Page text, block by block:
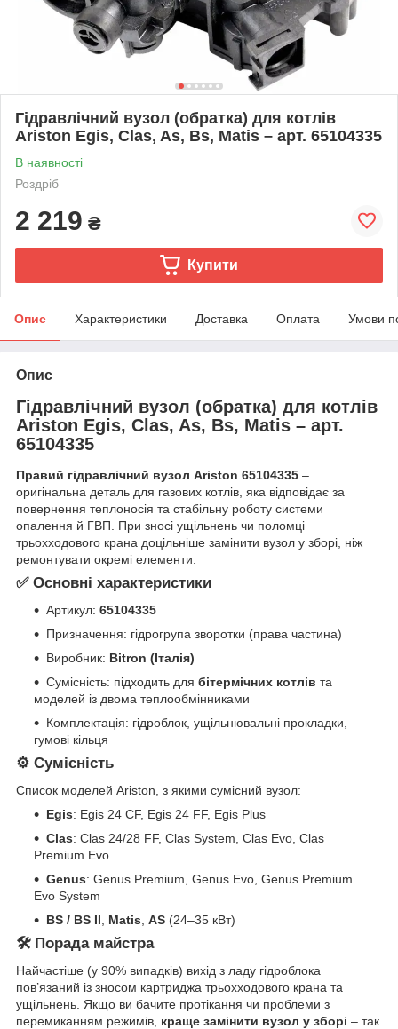
Гідравлічний вузол (обратка) для котлів
Ariston Egis, Clas, As, Bs, Matis – арт. 65104335
В наявності
Роздріб
2 219 ₴
Купити
Опис Характеристики Доставка Оплата Умови
Опис
Гідравлічний вузол (обратка) для котлів
Ariston Egis, Clas, As, Bs, Matis – арт.
65104335
Правий гідравлічний вузол Ariston 65104335 –
оригінальна деталь для газових котлів, яка відповідає за
повернення теплоносія та стабільну роботу системи
опалення й ГВП. При зносі ущільнень чи поломці
трьохходового крана доцільніше замінити вузол у зборі, ніж
ремонтувати окремі елементи.
✅ Основні характеристики
Артикул: 65104335
Призначення: гідрогрупа зворотки (права частина)
Виробник: Bitron (Італія)
Сумісність: підходить для бітермічних котлів та
моделей із двома теплообмінниками
Комплектація: гідроблок, ущільнювальні прокладки,
гумові кільця
⚙️ Сумісність
Список моделей Ariston, з якими сумісний вузол:
Egis: Egis 24 CF, Egis 24 FF, Egis Plus
Clas: Clas 24/28 FF, Clas System, Clas Evo, Clas
Premium Evo
Genus: Genus Premium, Genus Evo, Genus Premium
Evo System
BS / BS II
Matis AS (24–35 кВт)
🛠 Порада майстра
Найчастіше (у 90% випадків) вихід з ладу гідроблока
пов’язаний із зносом картриджа трьохходового крана та
ущільнень. Якщо ви бачите протікання чи проблеми з
перемиканням режимів, краще замінити вузол у зборі – так